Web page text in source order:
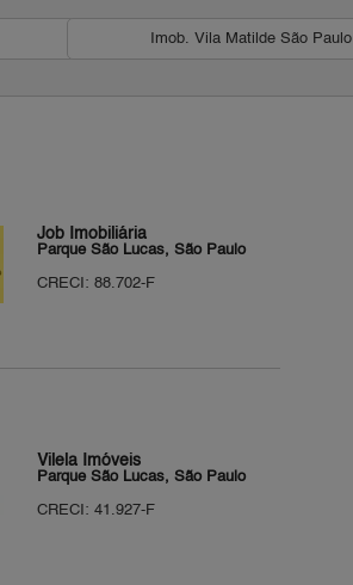
Imob. Vila Matilde São Paulo
Job Imobiliária
Parque São Lucas, São Paulo
CRECI: 88.702-F
Vilela Imóveis
Parque São Lucas, São Paulo
CRECI: 41.927-F